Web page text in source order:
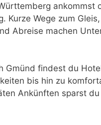
ankommst
Kurze Wege zum
Abreise machen
Gmünd findest du
bis hin zu
Ankünften sparst